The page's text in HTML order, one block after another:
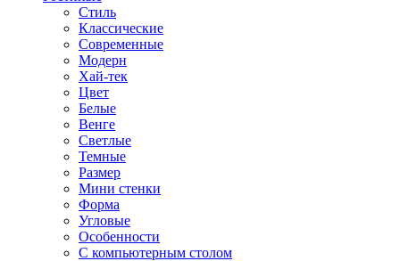
Стиль
Классические
Современные
Модерн
Хай-тек
Цвет
Белые
Венге
Светлые
Темные
Размер
Мини стенки
Форма
Угловые
Особенности
С компьютерным столом